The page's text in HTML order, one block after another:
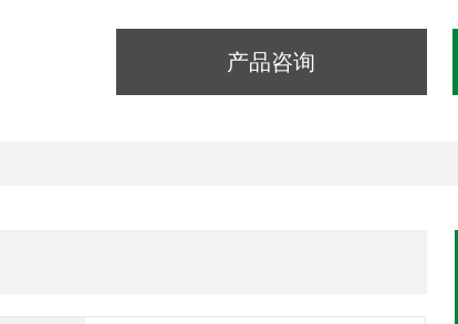
产品咨询